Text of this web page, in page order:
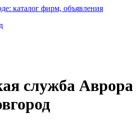
каталог фирм, объявления
служба Аврора